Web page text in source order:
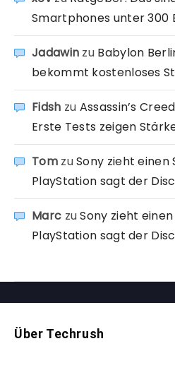
Smartphones unter 300
Jadawin zu Babylon
bekommt kostenloses
Fidsh zu Assassin’s
Erste Tests zeigen
TomzuSony zieht einen
PlayStation sagt der
Marc zuSony zieht
PlayStation sagt der
Über Techrush